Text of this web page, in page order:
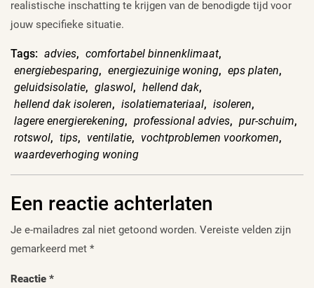
realistische inschatting te krijgen van de benodigde tijd voor
jouw specifieke situatie.
Tags: advies, comfortabel binnenklimaat,
energiebesparing, energiezuinige woning, eps platen,
geluidsisolatie, glaswol, hellend dak,
hellend dak isoleren, isolatiemateriaal, isoleren,
lagere energierekening, professional advies, pur-schuim,
rotswol, tips, ventilatie, vochtproblemen voorkomen,
waardeverhoging woning
Een reactie achterlaten
Je e-mailadres zal niet getoond worden. Vereiste velden zijn
gemarkeerd met *
Reactie *